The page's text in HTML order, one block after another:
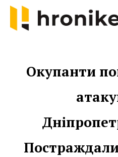
Skip
content
Окупанти